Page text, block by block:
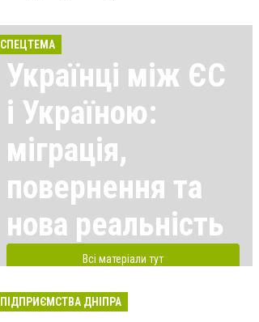
СПЕЦТЕМА
Українці між ЄС
і Україною:
міграція,
повернення та
нова реальність
Всі матеріали тут
ПІДПРИЄМСТВА ДНІПРА